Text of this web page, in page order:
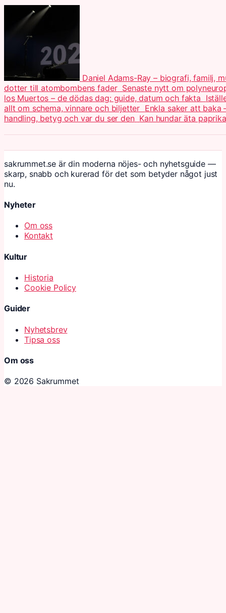
Daniel Adams-Ray – biografi, familj,
dotter till atombombens fader Senaste nytt om
los Muertos – de dödas dag: guide, datum och fakta
allt om schema, vinnare och biljetter Enkla saker att
handling, betyg och var du ser den Kan hundar äta
sakrummet.se är din moderna nöjes- och nyhetsguide —
skarp, snabb och kurerad för det som betyder något just
nu.
Nyheter
Om oss
Kontakt
Kultur
Historia
Cookie Policy
Guider
Nyhetsbrev
Tipsa oss
Om oss
© 2026 Sakrummet